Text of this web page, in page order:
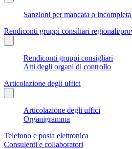
Sanzioni per mancata o
Rendiconti gruppi consiliari regionali/
Rendiconti gruppi consigliari
Atti degli organi di controllo
Articolazione degli uffici
Articolazione degli uffici
Organigramma
Telefono e posta elettronica
Consulenti e collaboratori